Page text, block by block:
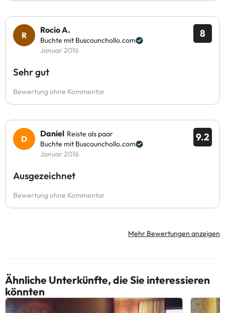
8
Rocío A.
Buchte mit Buscounchollo.com
Januar 2016
Sehr gut
Bewertung ohne Kommentar
9.2
Daniel Reiste als paar
Buchte mit Buscounchollo.com
Januar 2016
Ausgezeichnet
Bewertung ohne Kommentar
Mehr Bewertungen anzeigen
Ähnliche Unterkünfte, die Sie interessieren
könnten